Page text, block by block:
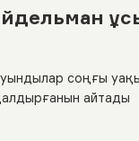
соңғы
айтады